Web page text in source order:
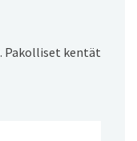
Pakolliset kentät